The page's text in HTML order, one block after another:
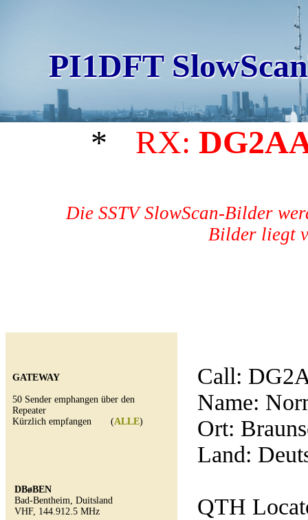
PI1DFT
* RX:
Die SSTV SlowScan-Bilder
Bilder liegt
GATEWAY
50 Sender emphangen über den
Repeater
Kürzlich empfangen (ALLE)
DBøBEN
Bad-Bentheim, Duitsland
VHF, 144.912.5 MHz
Call:
Name:
Ort:
Land:
QTH